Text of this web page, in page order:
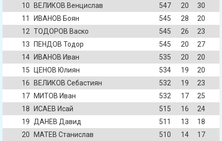
10
ВЕЛИКОВ Венцислав 547 20
30
11
ИВАНОВ Боян 545 28
20
12 ТОДОРОВ Васко 545 26
23
13
ПЕНДОВ Тодор 545 20
27
14
ИВАНОВ Иван 535 20
20
15
ЦЕНОВ Юлиян 534 19
20
16
ВЕЛИКОВ Себастиян 532 19
23
17
МИТОВ Иван 532 17
25
18
ИСАЕВ Исай 515 16
24
19
ДАНЕВ Давид 511 13
18
20
МАТЕВ Станислав 510 14 17